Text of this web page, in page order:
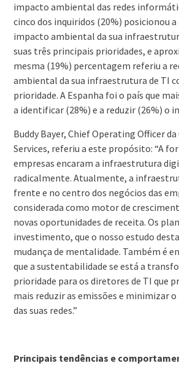
impacto ambiental das redes
cinco dos inquiridos (20%) posicionou
impacto ambiental da sua
suas três principais prioridades, e
mesma (19%) percentagem referiu a
ambiental da sua infraestrutura de TI
prioridade. A Espanha foi o país que
a identificar (28%) e a reduzir (26%) o
Buddy Bayer, Chief Operating Officer
Services, referiu a este propósito: “A
empresas encaram a infraestrutura
radicalmente. Atualmente, a
frente e no centro dos negócios das
considerada como motor de
novas oportunidades de receita. Os
investimento, que o nosso estudo
mudança de mentalidade. Também é
que a sustentabilidade se está a
prioridade para os diretores de TI que
mais reduzir as emissões e minimizar
das suas redes.”
Principais tendências e